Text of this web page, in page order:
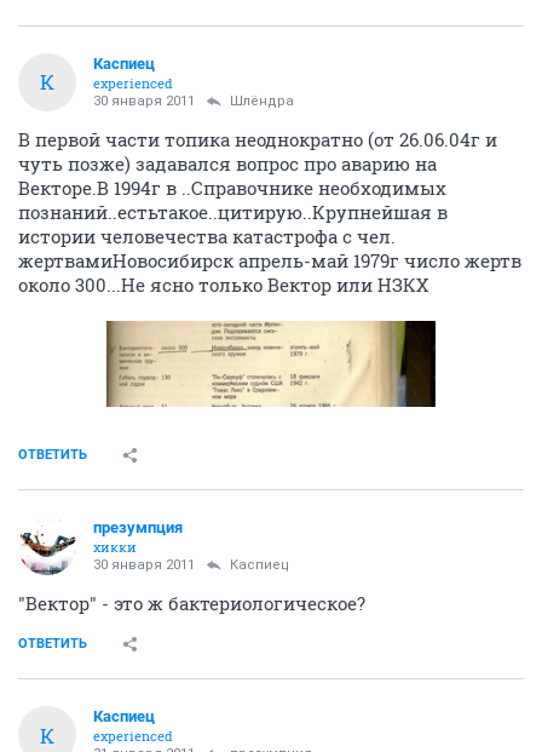
К
Каспиец
experienced
30 января 2011 Шлёндра
В первой части топика неоднократно (от 26.06.04г и
чуть позже) задавался вопрос про аварию на
Векторе.В 1994г в ..Справочнике необходимых
познаний..естьтакое..цитирую..Крупнейшая в
истории человечества катастрофа с чел.
жертвамиНовосибирск апрель-май 1979г число жертв
около 300...Не ясно только Вектор или НЗКХ
ОТВЕТИТЬ
презумпция
хикки
30 января 2011 Каспиец
"Вектор" - это ж бактериологическое?
ОТВЕТИТЬ
К
Каспиец
experienced